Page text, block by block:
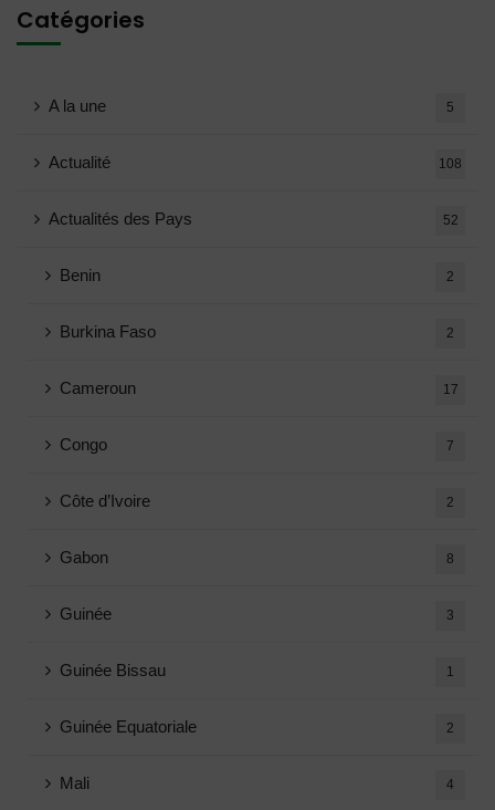
Catégories
A la une 5
Actualité 108
Actualités des Pays 52
Benin 2
Burkina Faso 2
Cameroun 17
Congo 7
Côte d’Ivoire 2
Gabon 8
Guinée 3
Guinée Bissau 1
Guinée Equatoriale 2
Mali 4